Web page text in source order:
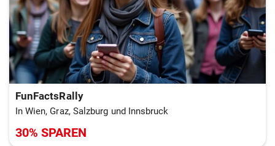
FunFactsRally
In Wien, Graz, Salzburg und Innsbruck
30% SPAREN